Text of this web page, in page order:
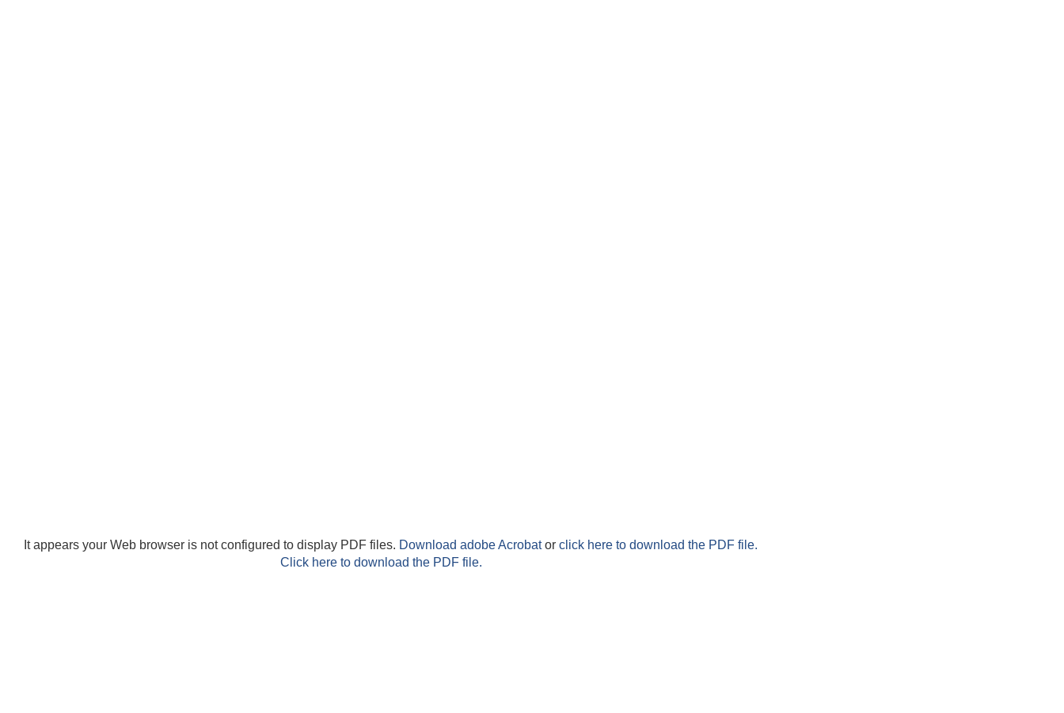
It appears your Web browser is not configured to display PDF files. Download adobe Acrobator click here to download the PDF file.
Click here to download the PDF file.